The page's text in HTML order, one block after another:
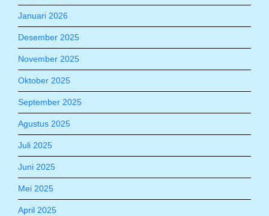
Januari 2026
Desember 2025
November 2025
Oktober 2025
September 2025
Agustus 2025
Juli 2025
Juni 2025
Mei 2025
April 2025